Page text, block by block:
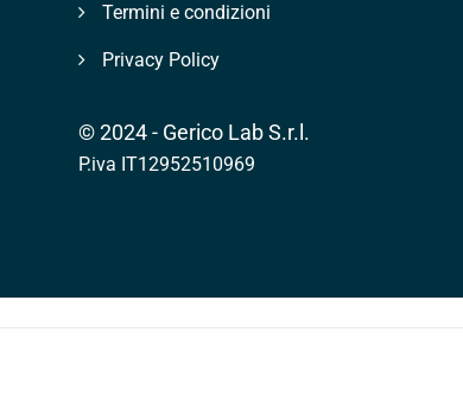
Termini e condizioni
Privacy Policy
© 2024 - Gerico Lab S.r.l.
P.iva IT12952510969